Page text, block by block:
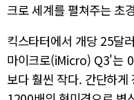
크로 세계를 펼쳐주는 초
킥스타터에서 개당 25달
마이크로(iMicro) Q3'는
보다 훨씬 작다. 간단하